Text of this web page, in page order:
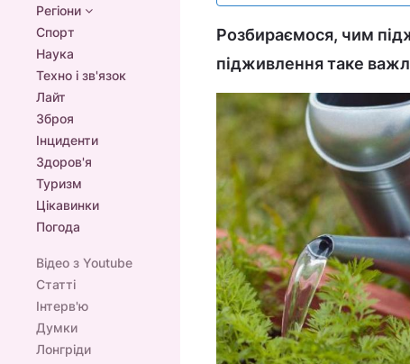
Регіони
Спорт
Наука
Техно і зв'язок
Лайт
Зброя
Інциденти
Здоров'я
Туризм
Цікавинки
Погода
Відео з Youtube
Статті
Інтерв'ю
Думки
Лонгріди
Розбираємося, чим
підживлення таке